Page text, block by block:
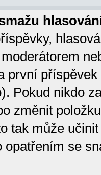
první
Pokud nikdo
změnit
tak může
opatřením se